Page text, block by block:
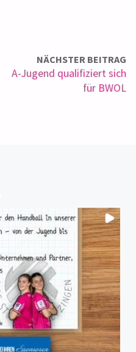
NÄCHSTER BEITRAG
A-Jugend qualifiziert sich
für BWOL